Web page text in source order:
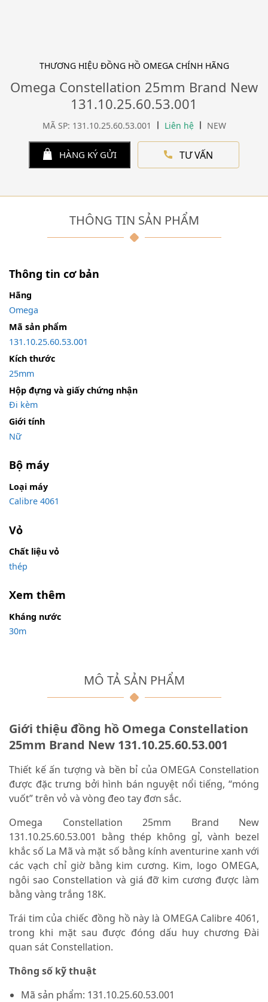
THƯƠNG HIỆU ĐỒNG HỒ OMEGA CHÍNH HÃNG
Omega Constellation 25mm Brand New
131.10.25.60.53.001
MÃ SP: 131.10.25.60.53.001 Liên hệ NEW
HÀNG KÝ GỬI TƯ VẤN
MÔ TẢ SẢN PHẨM
Giới thiệu đồng hồ Omega Constellation
25mm Brand New 131.10.25.60.53.001
Thiết kế ấn tượng và bền bỉ của OMEGA Constellation
được đặc trưng bởi hình bán nguyệt nổi tiếng, “móng
vuốt” trên vỏ và vòng đeo tay đơn sắc.
Omega Constellation 25mm Brand New
131.10.25.60.53.001 bằng thép không gỉ, vành bezel
khắc số La Mã và mặt số bằng kính aventurine xanh với
các vạch chỉ giờ bằng kim cương. Kim, logo OMEGA,
ngôi sao Constellation và giá đỡ kim cương được làm
bằng vàng trắng 18K.
Trái tim của chiếc đồng hồ này là OMEGA Calibre 4061,
trong khi mặt sau được đóng dấu huy chương Đài
quan sát Constellation.
Thông số kỹ thuật
Mã sản phẩm: 131.10.25.60.53.001
THÔNG TIN SẢN PHẨM
Thông tin cơ bản
Hãng
Omega
Mã sản phẩm
131.10.25.60.53.001
Kích thước
25mm
Hộp đựng và giấy chứng nhận
Đi kèm
Giới tính
Nữ
Bộ máy
Loại máy
Calibre 4061
Vỏ
Chất liệu vỏ
thép
Xem thêm
Kháng nước
30m